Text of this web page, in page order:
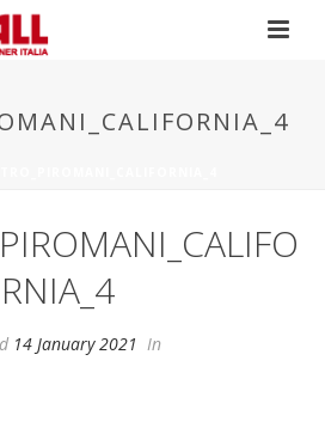
RNIA_4
14 January 2021 In